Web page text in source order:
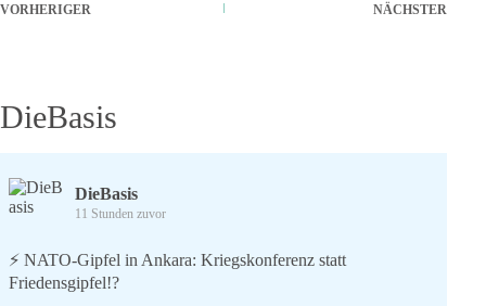
VORHERIGER NÄCHSTER
DieBasis
DieBasis
11 Stunden zuvor
⚡️ NATO-Gipfel in Ankara: Kriegskonferenz statt
Friedensgipfel!?